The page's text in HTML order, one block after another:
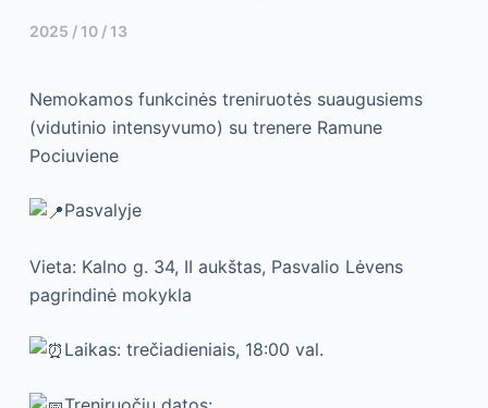
2025 / 10 / 13
Nemokamos funkcinės treniruotės suaugusiems
(vidutinio intensyvumo) su trenere Ramune
Pociuviene
Pasvalyje
Vieta: Kalno g. 34, II aukštas, Pasvalio Lėvens
pagrindinė mokykla
Laikas: trečiadieniais, 18:00 val.